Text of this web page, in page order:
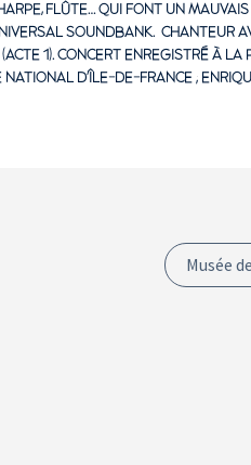
FLÛTE… QUI FONT UN MAUVAIS
SOUNDBANK. CHANTEUR
1). CONCERT ENREGISTRÉ À
NATIONAL D'ÎLE-DE-FRANCE ;
Musée